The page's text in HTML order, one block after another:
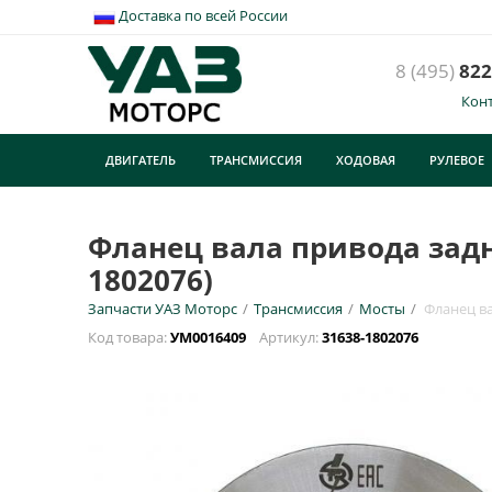
Доставка по всей России
8 (495)
ДВИГАТЕЛЬ ТРАНСМИССИЯ ХОДОВАЯ РУЛЕВОЕ
Фланец вала привода
1802076)
Запчасти УАЗ Моторс / Трансмиссия / Мосты / Фланец
Код товара:УМ0016409 Артикул:31638-1802076